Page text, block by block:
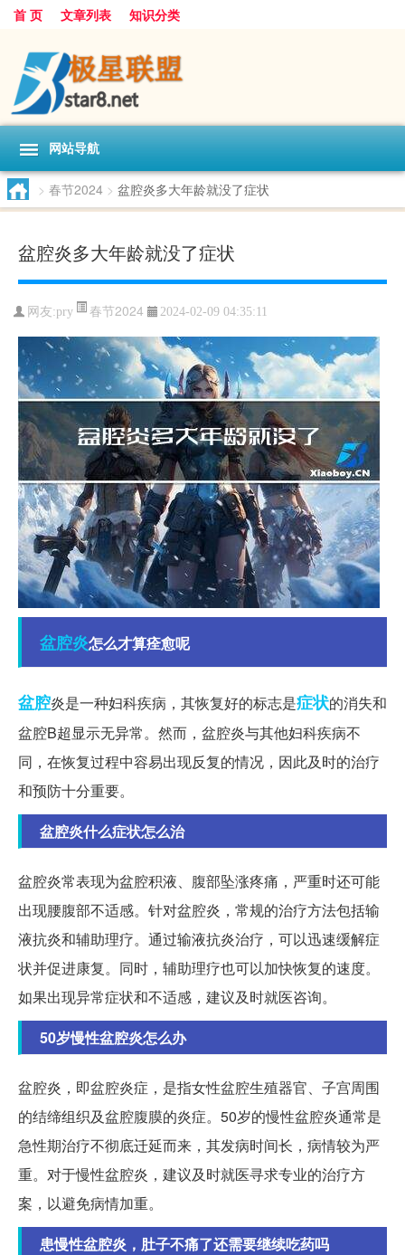
首 页 文章列表 知识分类
网站导航
> 春节2024 > 盆腔炎多大年龄就没了症状
盆腔炎多大年龄就没了症状
网友:pry 春节2024 2024-02-09 04:35:11
盆腔炎怎么才算痊愈呢
盆腔炎是一种妇科疾病，其恢复好的标志是症状的消失和
盆腔B超显示无异常。然而，盆腔炎与其他妇科疾病不
同，在恢复过程中容易出现反复的情况，因此及时的治疗
和预防十分重要。
盆腔炎什么症状怎么治
盆腔炎常表现为盆腔积液、腹部坠涨疼痛，严重时还可能
出现腰腹部不适感。针对盆腔炎，常规的治疗方法包括输
液抗炎和辅助理疗。通过输液抗炎治疗，可以迅速缓解症
状并促进康复。同时，辅助理疗也可以加快恢复的速度。
如果出现异常症状和不适感，建议及时就医咨询。
50岁慢性盆腔炎怎么办
盆腔炎，即盆腔炎症，是指女性盆腔生殖器官、子宫周围
的结缔组织及盆腔腹膜的炎症。50岁的慢性盆腔炎通常是
急性期治疗不彻底迁延而来，其发病时间长，病情较为严
重。对于慢性盆腔炎，建议及时就医寻求专业的治疗方
案，以避免病情加重。
患慢性盆腔炎，肚子不痛了还需要继续吃药吗